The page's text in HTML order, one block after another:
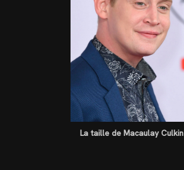
La taille de Macaulay Culkin